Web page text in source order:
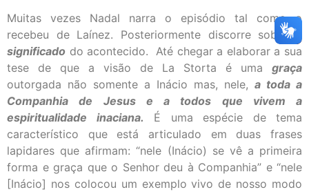
Muitas vezes Nadal narra o episódio tal como o
recebeu de Laínez. Posteriormente discorre sobreo
significado do acontecido. Até chegar a elaborar a sua
tese de que a visão de La Storta é uma graça
outorgada não somente a Inácio mas, nele, a toda a
Companhia de Jesus e a todos que vivem a
espiritualidade inaciana. É uma espécie de tema
característico que está articulado em duas frases
lapidares que afirmam: “nele (Inácio) se vê a primeira
forma e graça que o Senhor deu à Companhia” e “nele
[Inácio] nos colocou um exemplo vivo de nosso modo